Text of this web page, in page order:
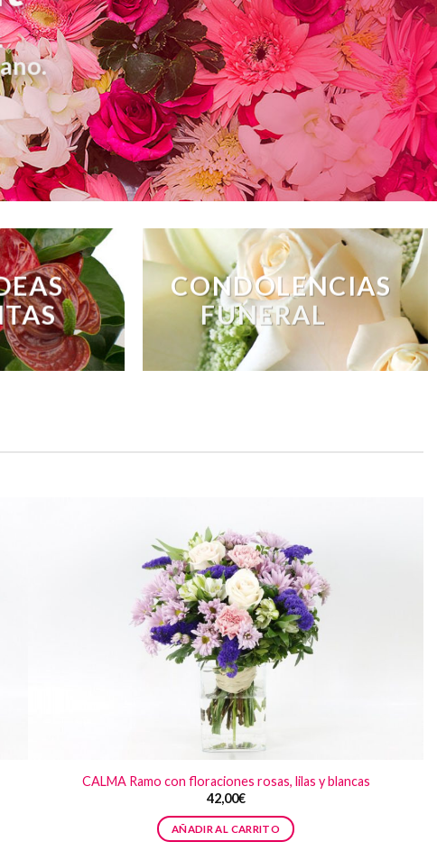
CONDOLENCIAS
FUNERAL
CALMA Ramo con floraciones rosas, lilas y blancas
42,00€
AÑADIR AL CARRITO